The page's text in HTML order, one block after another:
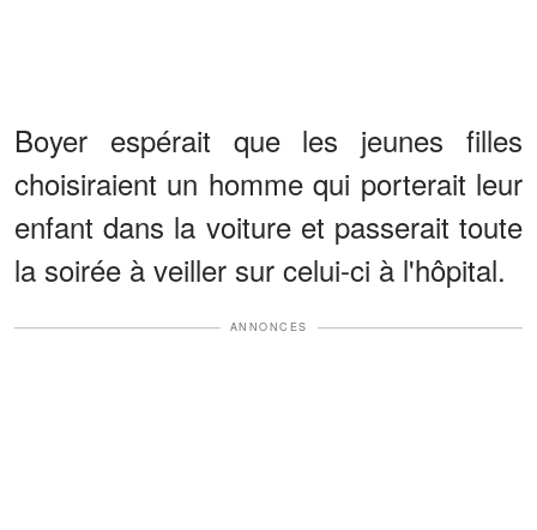
Boyer espérait que les jeunes filles
choisiraient un homme qui porterait leur
enfant dans la voiture et passerait toute
la soirée à veiller sur celui-ci à l'hôpital.
ANNONCES